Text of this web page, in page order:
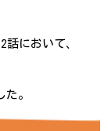
話において、
。